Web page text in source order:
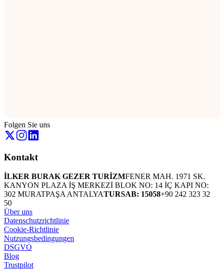
Folgen Sie uns
Kontakt
İLKER BURAK GEZER TURİZMFENER MAH. 1971 SK.
KANYON PLAZA İŞ MERKEZİ BLOK NO: 14 İÇ KAPI NO:
302 MURATPAŞA ANTALYATURSAB: 15058+90 242 323 32
50
Über uns
Datenschutzrichtlinie
Cookie-Richtlinie
Nutzungsbedingungen
DSGVO
Blog
Trustpilot